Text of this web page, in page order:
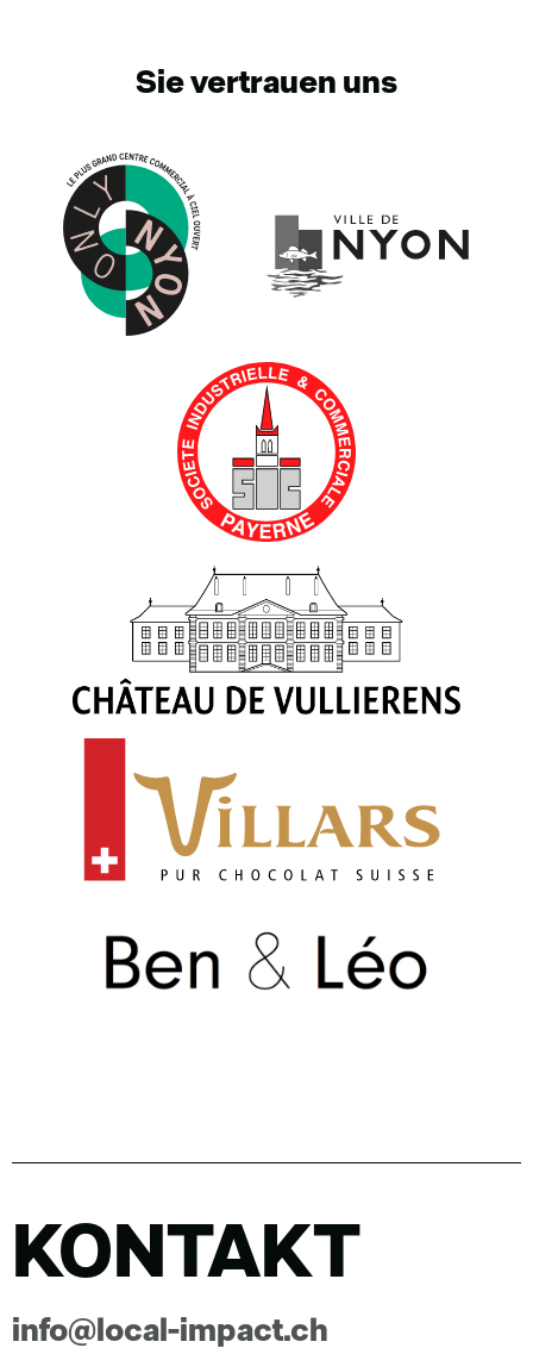
Sie vertrauen uns
KONTAKT
info@local-impact.ch